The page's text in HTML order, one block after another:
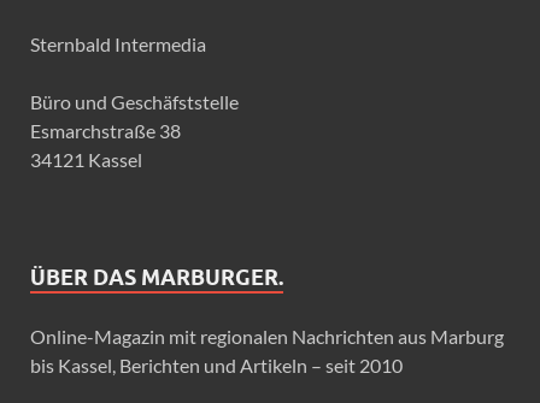
Sternbald Intermedia
Büro und Geschäfststelle
Esmarchstraße 38
34121 Kassel
ÜBER DAS MARBURGER.
Online-Magazin mit regionalen Nachrichten aus Marburg
bis Kassel, Berichten und Artikeln – seit 2010